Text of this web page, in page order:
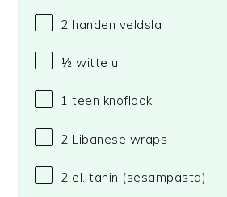
2 handen veldsla
½ witte ui
1 teen knoflook
2 Libanese wraps
2 el. tahin (sesampasta)